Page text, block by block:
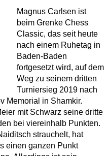
Magnus Carlsen ist
beim Grenke Chess
Classic, das seit heute
nach einem Ruhetag in
Baden-Baden
fortgesetzt wird, auf dem
Weg zu seinem dritten
Turniersieg 2019 nach
Memorial in Shamkir.
mit Schwarz seine dritte
bei viereinhalb Punkten.
strauchelt, hat
einen ganzen Punkt